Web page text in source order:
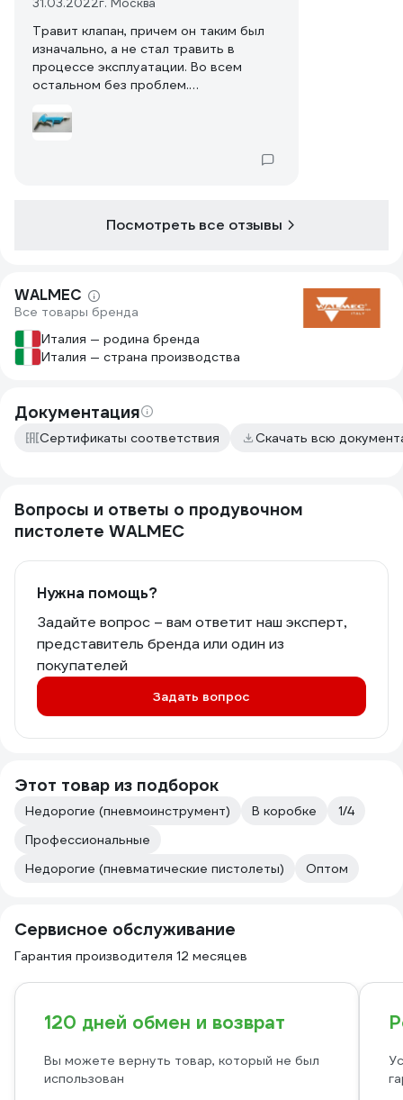
31.03.2022г. Москва
Травит клапан, причем он таким был
изначально, а не стал травить в
процессе эксплуатации. Во всем
остальном без проблем.
правда, собирает грязь, но зато не
Посмотреть все отзывы
WALMEC
Все товары бренда
Италия — родина бренда
Италия — страна производства
Документация
Сертификаты соответствия Скачать всю
Вопросы и ответы о продувочном
пистолете WALMEC
Нужна помощь?
Задайте вопрос – вам ответит наш эксперт,
представитель бренда или один из
покупателей
Задать вопрос
Этот товар из подборок
Недорогие (пневмоинструмент) В коробке
1/4
Профессиональные
Недорогие (пневматические пистолеты)
Оптом
Сервисное обслуживание
Гарантия производителя 12 месяцев
120 дней обмен и возврат
Вы можете вернуть товар, который не был
использован